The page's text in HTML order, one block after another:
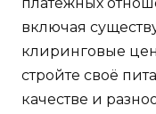
платежных
включая
клиринговые
стройте своё
качестве и